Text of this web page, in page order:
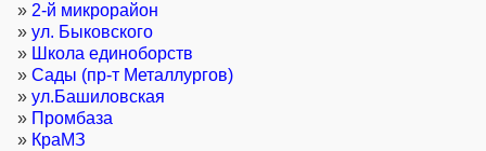
» 2-й микрорайон
» ул. Быковского
» Школа единоборств
» Сады (пр-т Металлургов)
» ул.Башиловская
» Промбаза
» КраМЗ